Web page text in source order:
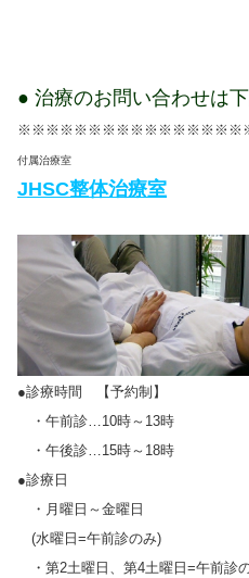
● 治療のお問い合わせは
付属治療室
JHSC整体治療室
●診療時間 【予約制】
・午前診…10時～13時
・午後診…15時～18時
●診療日
・月曜日～金曜日
(水曜日=午前診のみ)
・第2土曜日、第4土曜日=午前診